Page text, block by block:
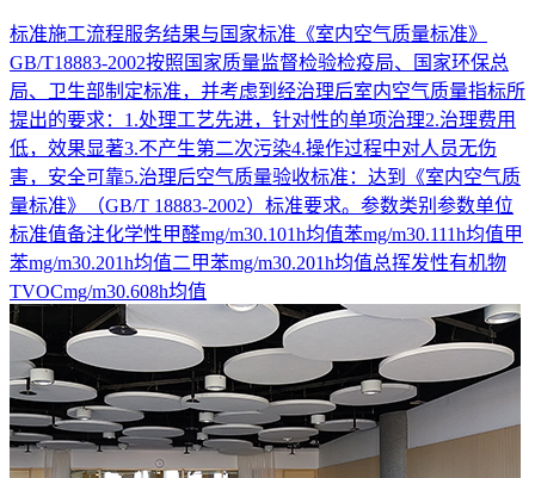
标准施工流程服务结果与国家标准《室内空气质量标准》
GB/T18883-2002按照国家质量监督检验检疫局、国家环保总
局、卫生部制定标准，并考虑到经治理后室内空气质量指标所
提出的要求：1.处理工艺先进，针对性的单项治理2.治理费用
低，效果显著3.不产生第二次污染4.操作过程中对人员无伤
害，安全可靠5.治理后空气质量验收标准：达到《室内空气质
量标准》（GB/T 18883-2002）标准要求。参数类别参数单位
标准值备注化学性甲醛mg/m30.101h均值苯mg/m30.111h均值甲
苯mg/m30.201h均值二甲苯mg/m30.201h均值总挥发性有机物
TVOCmg/m30.608h均值